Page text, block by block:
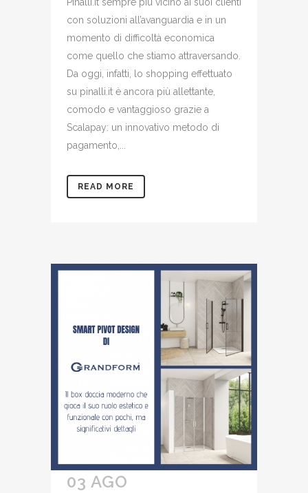
Pinalli.it sempre più vicino ai suoi clienti
con soluzioni all’avanguardia e in un
momento di difficoltà economica
come quello che stiamo attraversando.
Da oggi, infatti, lo shopping effettuato
su pinalli.it è ancora più allettante,
comodo e vantaggioso grazie a
Scalapay: un innovativo metodo di
pagamento,...
READ MORE
03 AGO